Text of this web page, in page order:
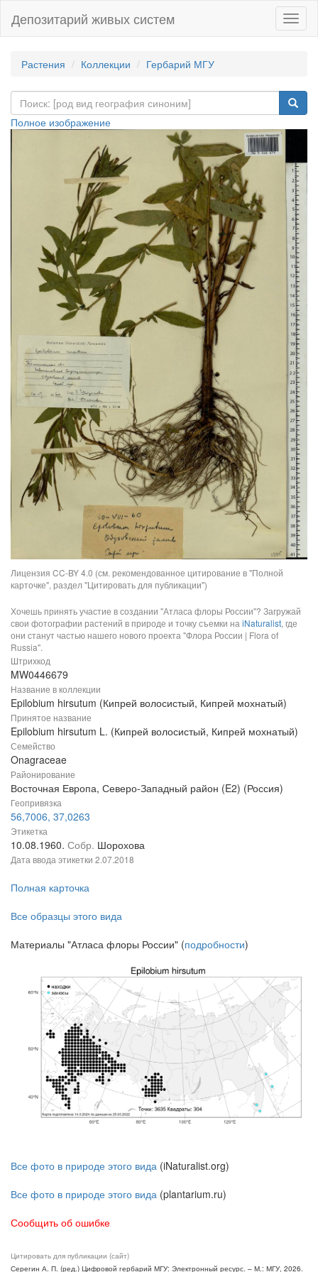
Депозитарий живых систем
Растения Коллекции Гербарий МГУ
Полное изображение
Лицензия CC-BY 4.0 (см. рекомендованное цитирование в "Полной
карточке", раздел "Цитировать для публикации")
Хочешь принять участие в создании "Атласа флоры России"? Загружай
свои фотографии растений в природе и точку съемки на iNaturalist, где
они станут частью нашего нового проекта "Флора России | Flora of
Russia".
Штрихкод
MW0446679
Название в коллекции
Epilobium hirsutum (Кипрей волосистый, Кипрей мохнатый)
Принятое название
Epilobium hirsutum L. (Кипрей волосистый, Кипрей мохнатый)
Семейство
Onagraceae
Районирование
Восточная Европа, Северо-Западный район (E2) (Россия)
Геопривязка
56,7006, 37,0263
Этикетка
10.08.1960. Собр. Шорохова
Дата ввода этикетки 2.07.2018
Полная карточка
Все образцы этого вида
Материалы "Атласа флоры России" (подробности)
Все фото в природе этого вида (iNaturalist.org)
Все фото в природе этого вида (plantarium.ru)
Сообщить об ошибке
Цитировать для публикации (сайт)
Серегин А. П. (ред.) Цифровой гербарий МГУ: Электронный ресурс. – М.: МГУ, 2026.